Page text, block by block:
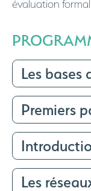
évaluation
Les bases
Premiers
Les